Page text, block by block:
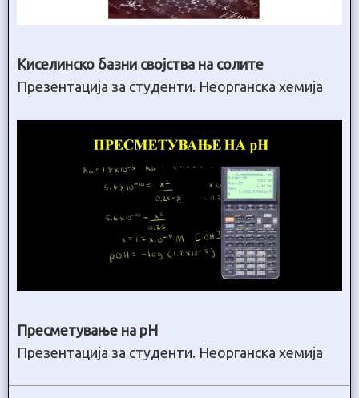
Киселинско базни својства на солите
Презентација за студенти. Неорганска хемија
Пресметување на pH
Презентација за студенти. Неорганска хемија